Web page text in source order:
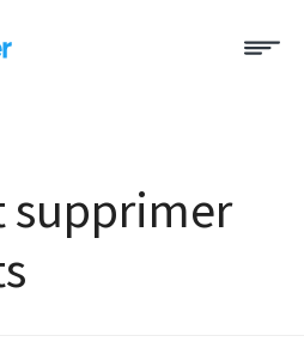
supprimer